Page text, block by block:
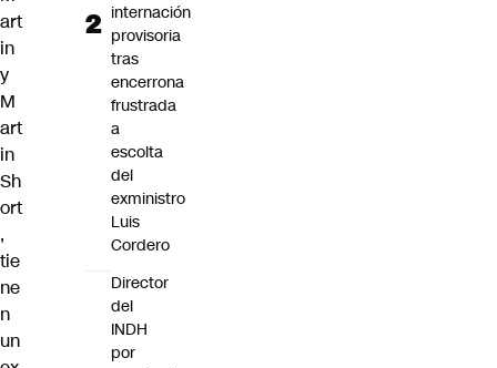
art
in
y
M
art
in
Sh
ort
,
tie
ne
n
un
internación
provisoria
tras
encerrona
frustrada
a
escolta
del
exministro
Luis
Cordero
Director
del
INDH
por